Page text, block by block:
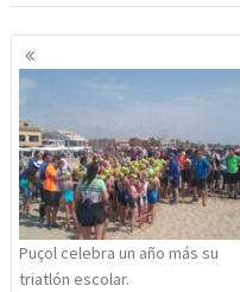
Navegación
de
Puçol celebra un año más su
triatlón escolar.